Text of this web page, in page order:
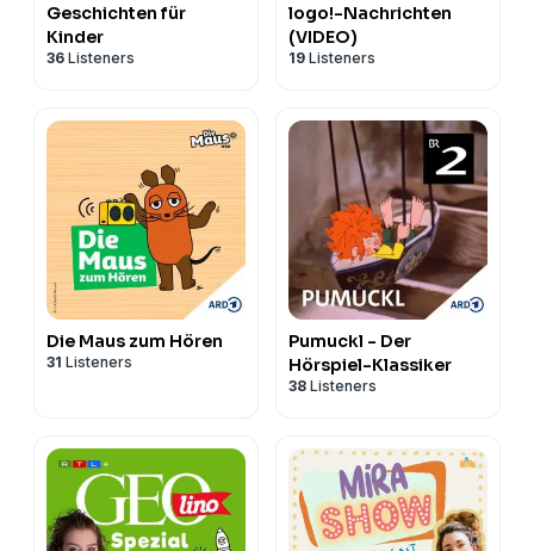
Geschichten für
Kinder
36 Listeners
logo!-Nachrichten
(VIDEO)
19 Listeners
Die Maus zum Hören
31 Listeners
Pumuckl - Der
Hörspiel-Klassiker
38 Listeners